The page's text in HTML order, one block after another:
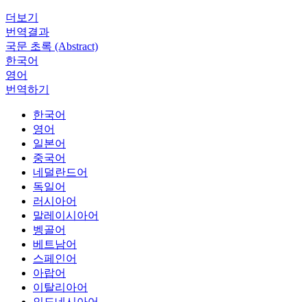
더보기
번역결과
국문 초록 (Abstract)
한국어
영어
번역하기
한국어
영어
일본어
중국어
네덜란드어
독일어
러시아어
말레이시아어
벵골어
베트남어
스페인어
아랍어
이탈리아어